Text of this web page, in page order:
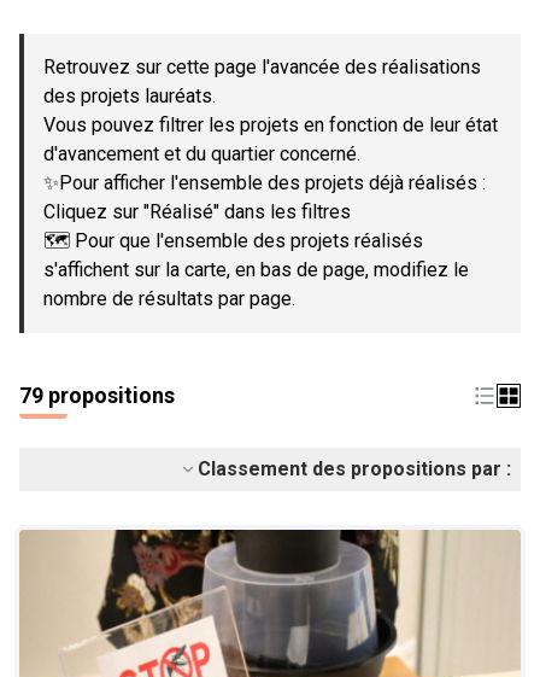
−
Retrouvez sur cette page l'avancée des réalisations
des projets lauréats.
Vous pouvez filtrer les projets en fonction de leur état
d'avancement et du quartier concerné.
✨Pour afficher l'ensemble des projets déjà réalisés :
Cliquez sur "Réalisé" dans les filtres
🗺️ Pour que l'ensemble des projets réalisés
s'affichent sur la carte, en bas de page, modifiez le
nombre de résultats par page.
79 propositions
Classement des propositions par :